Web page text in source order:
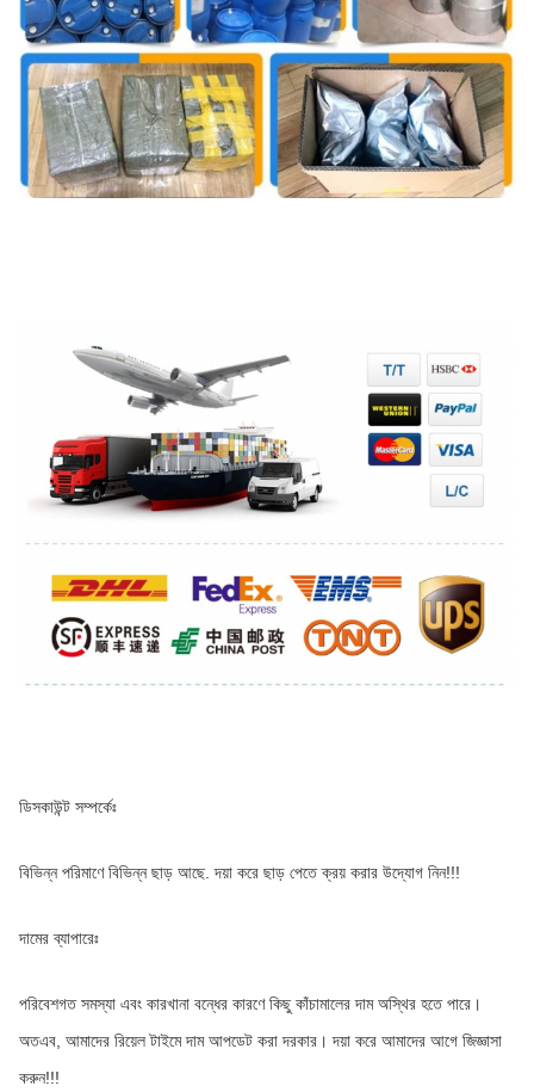
ডিসকাউন্ট সম্পর্কেঃ
বিভিন্ন পরিমাণে বিভিন্ন ছাড় আছে. দয়া করে ছাড় পেতে ক্রয় করার উদ্যোগ নিন!!!
দামের ব্যাপারেঃ
পরিবেশগত সমস্যা এবং কারখানা বন্ধের কারণে কিছু কাঁচামালের দাম অস্থির হতে পারে।
অতএব, আমাদের রিয়েল টাইমে দাম আপডেট করা দরকার। দয়া করে আমাদের আগে জিজ্ঞাসা
করুন!!!